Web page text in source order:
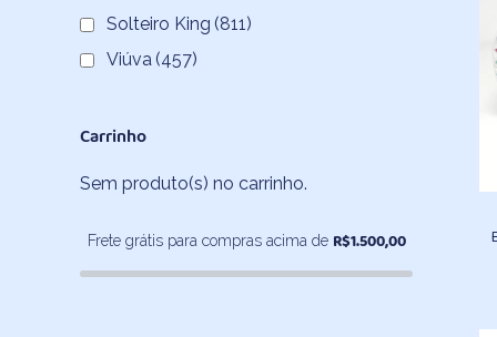
Solteiro King (811)
Viúva (457)
Carrinho
Sem produto(s) no carrinho.
Frete grátis para compras acima de R$1.500,00